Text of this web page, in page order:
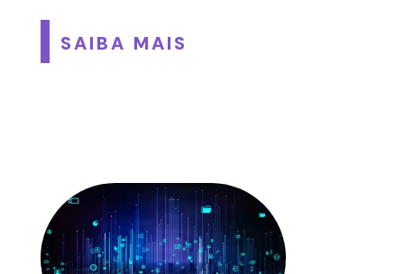
SAIBA MAIS